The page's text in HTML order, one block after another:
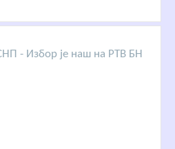
- Избор је наш на РТВ БН